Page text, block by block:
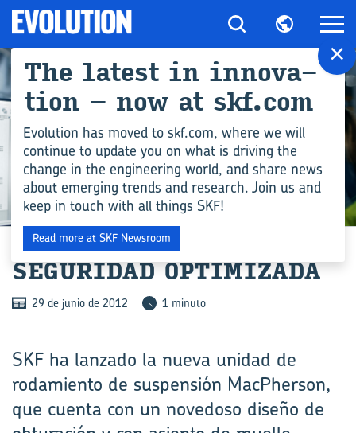
COMPETENCIA EN INGENIERÍA
SE­GU­RI­DAD OP­TI­MI­ZA­DA
29 de junio de 2012 1 minuto
SKF ha lanzado la nueva unidad de
rodamiento de suspensión Mac­Pherson,
que cuenta con un novedoso diseño de
×
The la­test in in­no­va­
tion – now at skf.com
Evolution has moved to skf.com, where we will
continue to update you on what is driving the
change in the engineering world, and share news
about emerging trends and research. Join us and
keep in touch with all things SKF!
Read more at SKF Newsroom